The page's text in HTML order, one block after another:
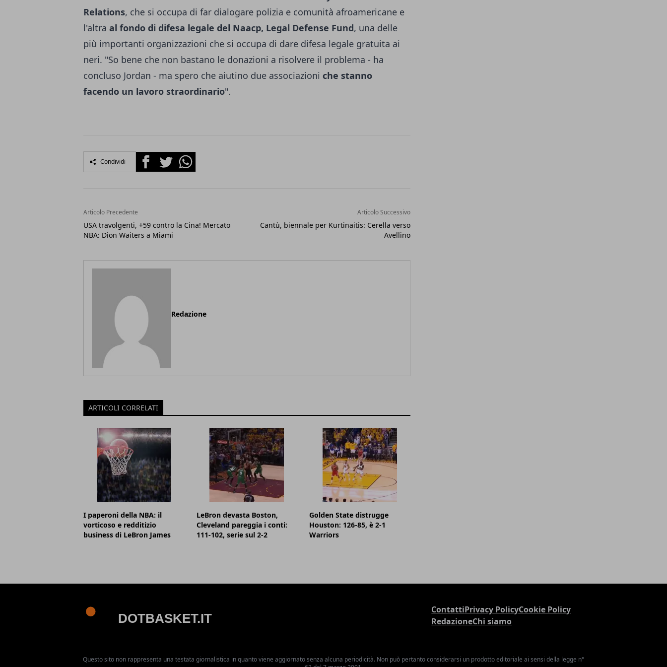
Relations, che si occupa di far dialogare polizia e comunità afroamericane e
l'altra al fondo di difesa legale del Naacp, Legal Defense Fund, una delle
più importanti organizzazioni che si occupa di dare difesa legale gratuita ai
neri. "So bene che non bastano le donazioni a risolvere il problema - ha
concluso Jordan - ma spero che aiutino due associazioni che stanno
facendo un lavoro straordinario".
Condividi FacebookTwitterWhatsapp
Articolo Precedente
USA travolgenti, +59 contro la Cina! Mercato
NBA: Dion Waiters a Miami
Articolo Successivo
Cantù, biennale per Kurtinaitis: Cerella verso
Avellino
Redazione
ARTICOLI CORRELATI
I paperoni della NBA: il
vorticoso e redditizio
business di LeBron James
LeBron devasta Boston,
Cleveland pareggia i conti:
111-102, serie sul 2-2
Golden State distrugge
Houston: 126-85, è 2-1
Warriors
ContattiPrivacy PolicyCookie Policy
RedazioneChi siamo
Questo sito non rappresenta una testata giornalistica in quanto viene aggiornato senza alcuna periodicità. Non può pertanto considerarsi un prodotto editoriale ai sensi della legge n°